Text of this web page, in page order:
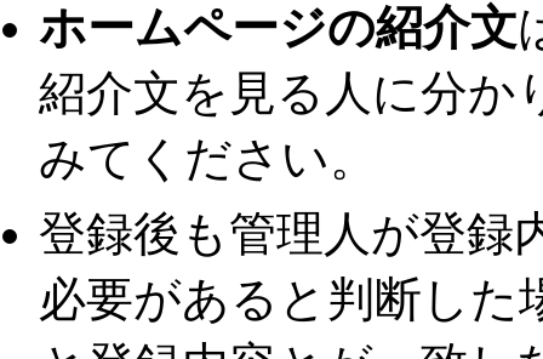
ホームページの紹介文
紹介文を見る人に分か
みてください。
登録後も管理人が登録
必要があると判断し